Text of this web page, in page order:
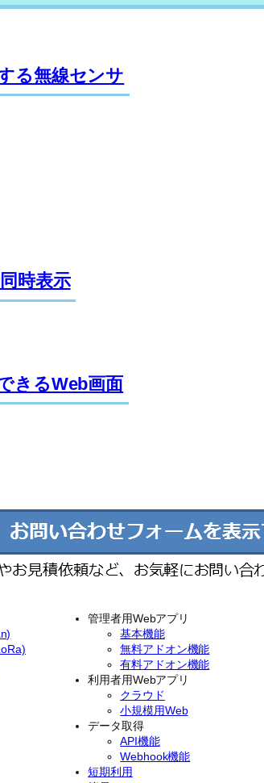
る無線センサ
時表示
きるWeb画面
管理者用Webアプリ
基本機能
無料アドオン機能
有料アドオン機能
利用者用Webアプリ
クラウド
小規模用Web
データ取得
API機能
Webhook機能
短期利用